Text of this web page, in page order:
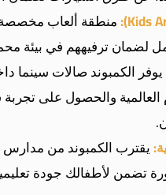
منطقة ألعاب
لضمان ترفيههم في بيئة
يوفر الكمبوند صالات سينما
العالمية والحصول على تجربة
يقترب الكمبوند من مدارس
تضمن لأطفالك جودة